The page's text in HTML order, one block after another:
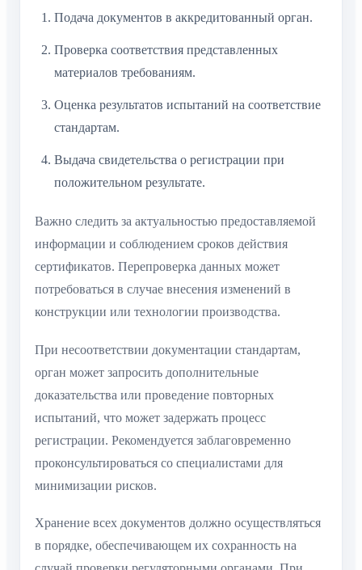
Подача документов в аккредитованный орган.
Проверка соответствия представленных
материалов требованиям.
Оценка результатов испытаний на соответствие
стандартам.
Выдача свидетельства о регистрации при
положительном результате.
Важно следить за актуальностью предоставляемой
информации и соблюдением сроков действия
сертификатов. Перепроверка данных может
потребоваться в случае внесения изменений в
конструкции или технологии производства.
При несоответствии документации стандартам,
орган может запросить дополнительные
доказательства или проведение повторных
испытаний, что может задержать процесс
регистрации. Рекомендуется заблаговременно
проконсультироваться со специалистами для
минимизации рисков.
Хранение всех документов должно осуществляться
в порядке, обеспечивающем их сохранность на